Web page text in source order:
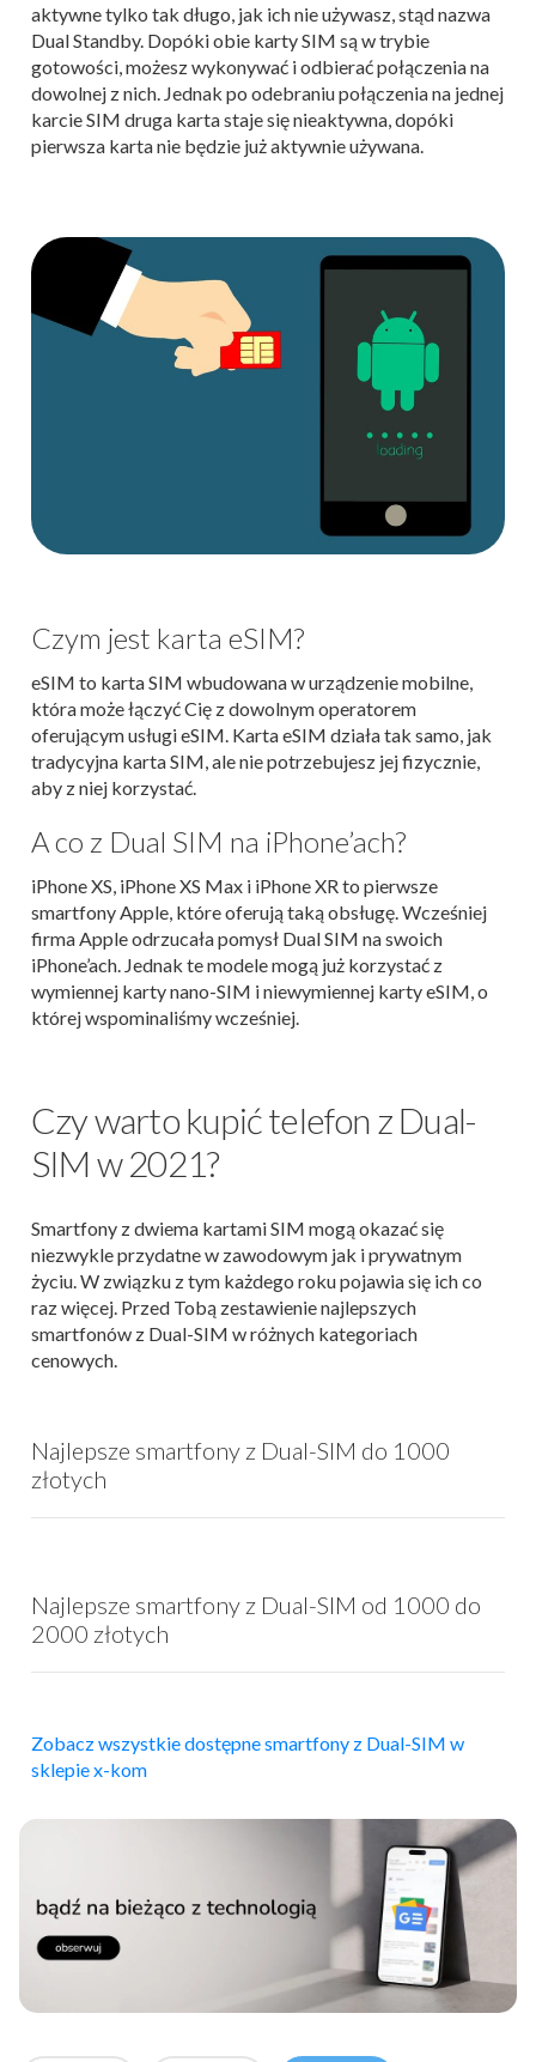
aktywne tylko tak długo, jak ich nie używasz, stąd nazwa
Dual Standby. Dopóki obie karty SIM są w trybie
gotowości, możesz wykonywać i odbierać połączenia na
dowolnej z nich. Jednak po odebraniu połączenia na jednej
karcie SIM druga karta staje się nieaktywna, dopóki
pierwsza karta nie będzie już aktywnie używana.
Czym jest karta eSIM?
eSIM to karta SIM wbudowana w urządzenie mobilne,
która może łączyć Cię z dowolnym operatorem
oferującym usługi eSIM. Karta eSIM działa tak samo, jak
tradycyjna karta SIM, ale nie potrzebujesz jej fizycznie,
aby z niej korzystać.
A co z Dual SIM na iPhone’ach?
iPhone XS, iPhone XS Max i iPhone XR to pierwsze
smartfony Apple, które oferują taką obsługę. Wcześniej
firma Apple odrzucała pomysł Dual SIM na swoich
iPhone’ach. Jednak te modele mogą już korzystać z
wymiennej karty nano-SIM i niewymiennej karty eSIM, o
której wspominaliśmy wcześniej.
Czy warto kupić telefon z Dual-
SIM w 2021?
Smartfony z dwiema kartami SIM mogą okazać się
niezwykle przydatne w zawodowym jak i prywatnym
życiu. W związku z tym każdego roku pojawia się ich co
raz więcej. Przed Tobą zestawienie najlepszych
smartfonów z Dual-SIM w różnych kategoriach
cenowych.
Najlepsze smartfony z Dual-SIM do 1000
złotych
Najlepsze smartfony z Dual-SIM od 1000 do
2000 złotych
Zobacz wszystkie dostępne smartfony z Dual-SIM w
sklepie x-kom